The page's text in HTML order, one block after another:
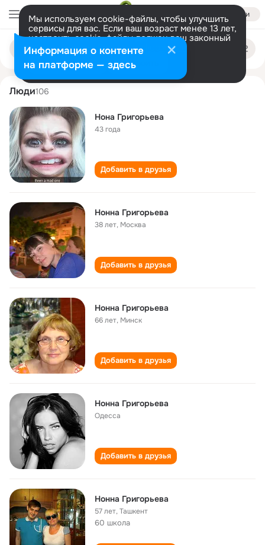
Войти
Мы используем cookie-файлы, чтобы улучшить
сервисы для вас. Если ваш возраст менее 13 лет,
настроить cookie-файлы должен ваш законный
представитель. Больше информации
Разрешить все Настроить
Поиск
людям
nonna grigoreva
Люди106
Нона Григорьева
43 года
Добавить в друзья
Нонна Григорьева
38 лет, Москва
Добавить в друзья
Нонна Григорьева
66 лет, Минск
Добавить в друзья
Нонна Григорьева
Одесса
Добавить в друзья
Нонна Григорьева
57 лет,Ташкент
60 школа
Информация о контенте
на платформе — здесь